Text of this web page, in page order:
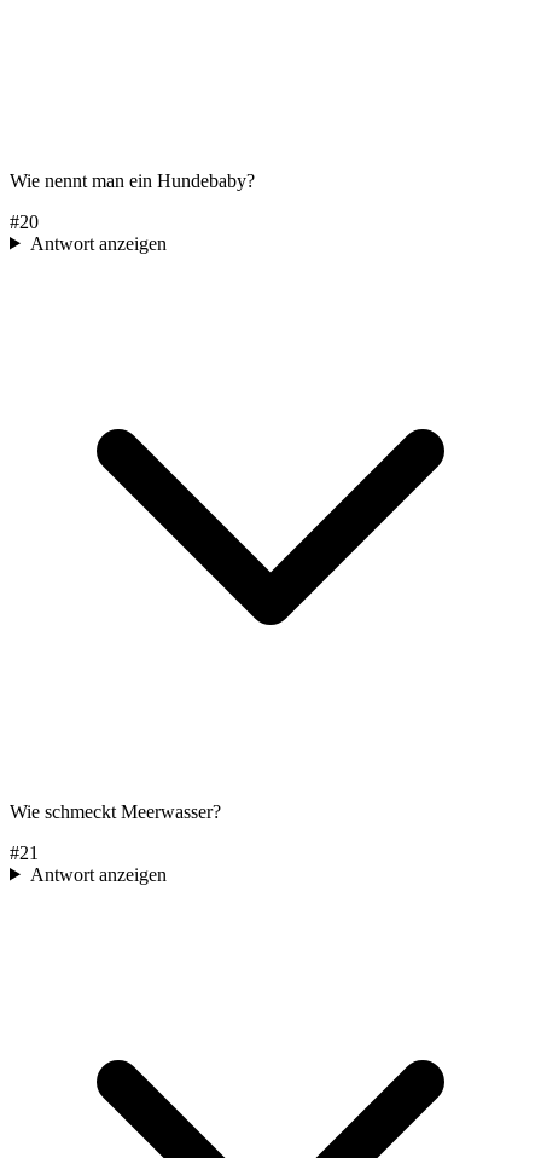
Wie nennt man ein Hundebaby?
#20
Antwort anzeigen
Wie schmeckt Meerwasser?
#21
Antwort anzeigen